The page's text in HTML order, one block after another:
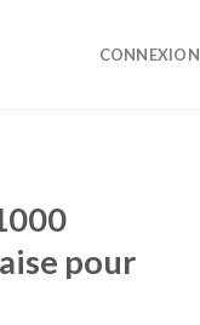
CONNEXION
pour